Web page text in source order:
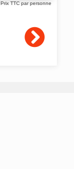
Prix TTC par personne